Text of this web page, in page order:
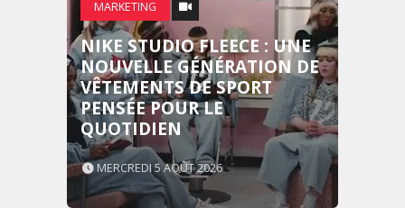
MARKETING
NIKE STUDIO FLEECE : UNE
NOUVELLE GÉNÉRATION DE
VÊTEMENTS DE SPORT
PENSÉE POUR LE
QUOTIDIEN
MERCREDI 5 AOÛT 2026